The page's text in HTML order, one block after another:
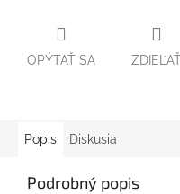
OPÝTAŤ SA
Popis Diskusia
Podrobný popis